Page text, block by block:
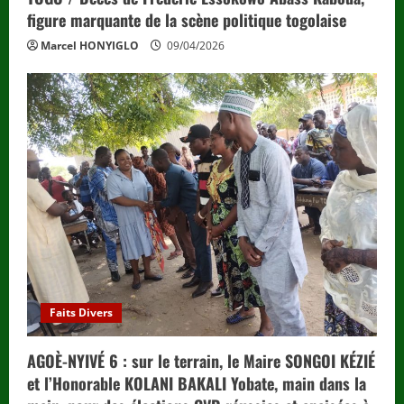
figure marquante de la scène politique togolaise
Marcel HONYIGLO 09/04/2026
Faits Divers
AGOÈ-NYIVÉ 6 : sur le terrain, le Maire SONGOI KÉZIÉ
et l’Honorable KOLANI BAKALI Yobate, main dans la